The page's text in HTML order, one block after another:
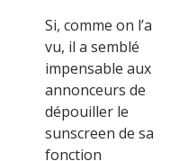
Si, comme on l’a
vu, il a semblé
impensable aux
annonceurs de
dépouiller le
sunscreen de sa
fonction